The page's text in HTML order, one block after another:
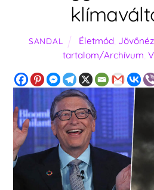
SANDAL Életmód
tartalom/Archívum